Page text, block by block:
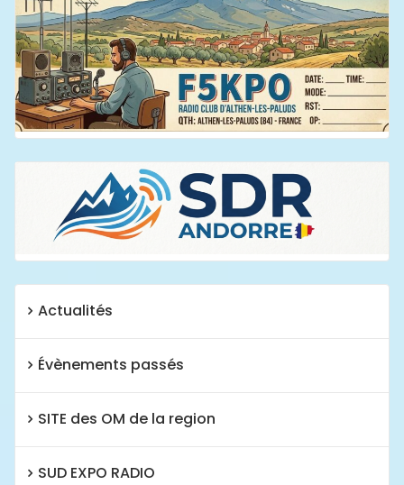
Actualités
Évènements passés
SITE des OM de la region
SUD EXPO RADIO